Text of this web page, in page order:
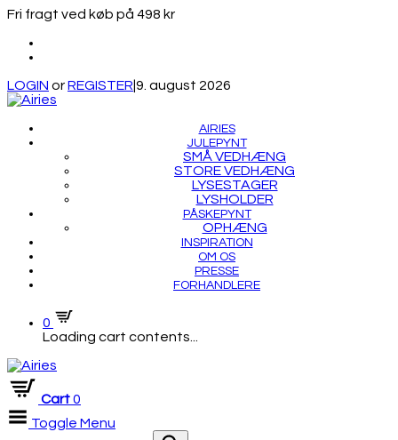
Fri fragt ved køb på 498 kr
LOGIN orREGISTER 9. august 2026
AIRIES
JULEPYNT
SMÅ VEDHÆNG
STORE VEDHÆNG
LYSESTAGER
LYSHOLDER
PÅSKEPYNT
OPHÆNG
INSPIRATION
OM OS
PRESSE
FORHANDLERE
0
Loading cart contents...
Cart0
Toggle Menu